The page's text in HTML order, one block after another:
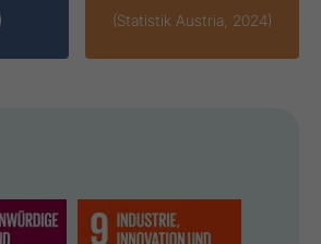
(Statistik Austria, 2024)